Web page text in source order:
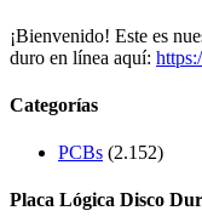
¡Bienvenido! Este es
duro en línea aquí:
Categorías
PCBs (2.152)
Placa Lógica Disco